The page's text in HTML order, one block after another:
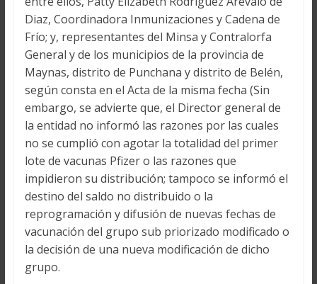
Diaz, Coordinadora Inmunizaciones y Cadena de
Frío; y, representantes del Minsa y Contralorfa
General y de los municipios de la provincia de
Maynas, distrito de Punchana y distrito de Belén,
según consta en el Acta de la misma fecha (Sin
embargo, se advierte que, el Director general de
la entidad no informó las razones por las cuales
no se cumplió con agotar la totalidad del primer
lote de vacunas Pfizer o las razones que
impidieron su distribución; tampoco se informó el
destino del saldo no distribuido o la
reprogramación y difusión de nuevas fechas de
vacunación del grupo sub priorizado modificado o
la decisión de una nueva modificación de dicho
grupo.